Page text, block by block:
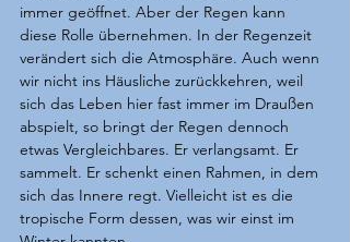
immer geöffnet. Aber der Regen kann
diese Rolle übernehmen. In der Regenzeit
verändert sich die Atmosphäre. Auch wenn
wir nicht ins Häusliche zurückkehren, weil
sich das Leben hier fast immer im Draußen
abspielt, so bringt der Regen dennoch
etwas Vergleichbares. Er verlangsamt. Er
sammelt. Er schenkt einen Rahmen, in dem
sich das Innere regt. Vielleicht ist es die
tropische Form dessen, was wir einst im